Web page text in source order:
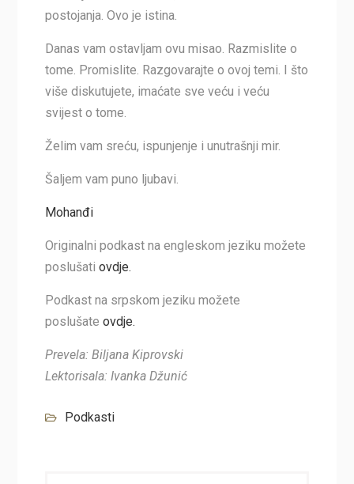
postojanja. Ovo je istina.
Danas vam ostavljam ovu misao. Razmislite o
tome. Promislite. Razgovarajte o ovoj temi. I što
više diskutujete, imaćate sve veću i veću
svijest o tome.
Želim vam sreću, ispunjenje i unutrašnji mir.
Šaljem vam puno ljubavi.
Mohanđi
Originalni podkast na engleskom jeziku možete
poslušati ovdje.
Podkast na srpskom jeziku možete
poslušate ovdje.
Prevela: Biljana Kiprovski
Lektorisala: Ivanka Džunić
Podkasti